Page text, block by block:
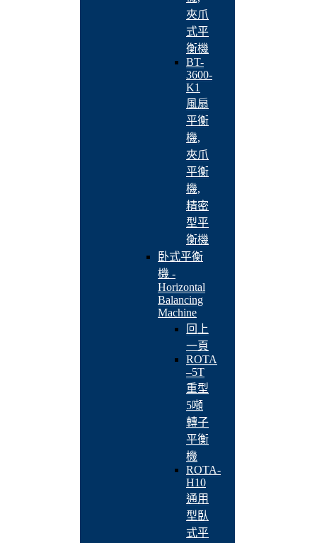
夾爪
式平
衡機
BT-
3600-
K1
風扇
平衡
機,
夾爪
平衡
機,
精密
型平
衡機
卧式平衡
機 -
Horizontal
Balancing
Machine
回上
一頁
ROTA
–5T
重型
5噸
轉子
平衡
機
ROTA-
H10
通用
型臥
式平